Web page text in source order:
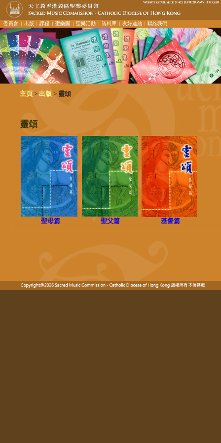
委員會 ︳出版 ︳課程 ︳聖樂團 ︳聖樂活動 ︳資料庫 ︳友好連結 ︳聯絡我們
主頁 > 出版 > 靈頌
靈頌
聖母篇 聖父篇 基督篇